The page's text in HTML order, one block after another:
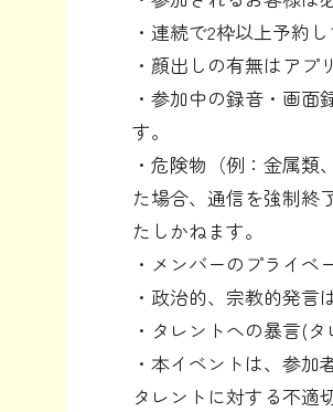
・連続で2枠以上予約
・顔出しの有無はアプ
・参加中の録音・画
す。
・危険物（例：金属
た場合、通信を強制終
たしかねます。
・メンバーのプライ
・政治的、宗教的発言
・タレントへの暴言(
・本イベントは、参加
タレントに対する不適